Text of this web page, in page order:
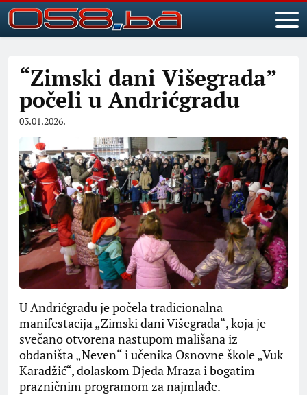
“Zimski dani Višegrada”
počeli u Andrićgradu
03.01.2026.
U Andrićgradu je počela tradicionalna
manifestacija „Zimski dani Višegrada“, koja je
svečano otvorena nastupom mališana iz
obdaništa „Neven“ i učenika Osnovne škole „Vuk
Karadžić“, dolaskom Djeda Mraza i bogatim
prazničnim programom za najmlađe.